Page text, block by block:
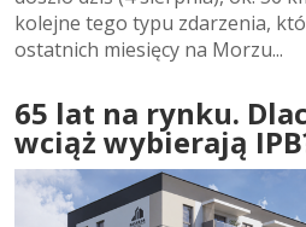
kolejne tego typu zdarzenia,
ostatnich miesięcy na Morzu...
65 lat na rynku.
wciąż wybierają